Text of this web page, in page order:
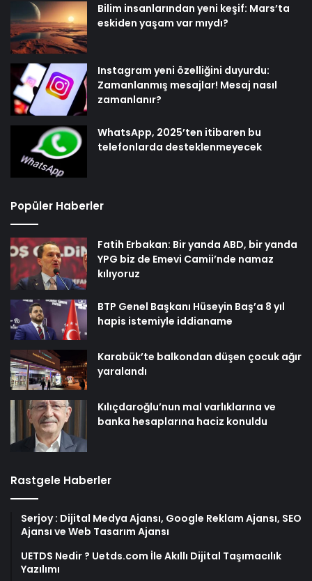
Bilim insanlarından yeni keşif: Mars’ta
eskiden yaşam var mıydı?
Instagram yeni özelliğini duyurdu:
Zamanlanmış mesajlar! Mesaj nasıl
zamanlanır?
WhatsApp, 2025’ten itibaren bu
telefonlarda desteklenmeyecek
Popüler Haberler
Fatih Erbakan: Bir yanda ABD, bir yanda
YPG biz de Emevi Camii’nde namaz
kılıyoruz
BTP Genel Başkanı Hüseyin Baş’a 8 yıl
hapis istemiyle iddianame
Karabük’te balkondan düşen çocuk ağır
yaralandı
Kılıçdaroğlu’nun mal varlıklarına ve
banka hesaplarına haciz konuldu
Rastgele Haberler
Serjoy : Dijital Medya Ajansı, Google Reklam Ajansı, SEO
Ajansı ve Web Tasarım Ajansı
UETDS Nedir ? Uetds.com İle Akıllı Dijital Taşımacılık
Yazılımı